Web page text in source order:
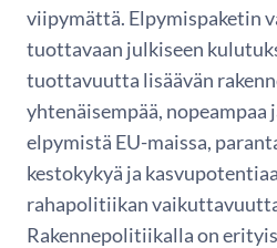
viipymättä. Elpymispaketin
tuottavaan julkiseen
tuottavuutta lisäävän
yhtenäisempää, nopeampaa
elpymistä EU-maissa,
kestokykyä ja
rahapolitiikan
Rakennepolitiikalla on